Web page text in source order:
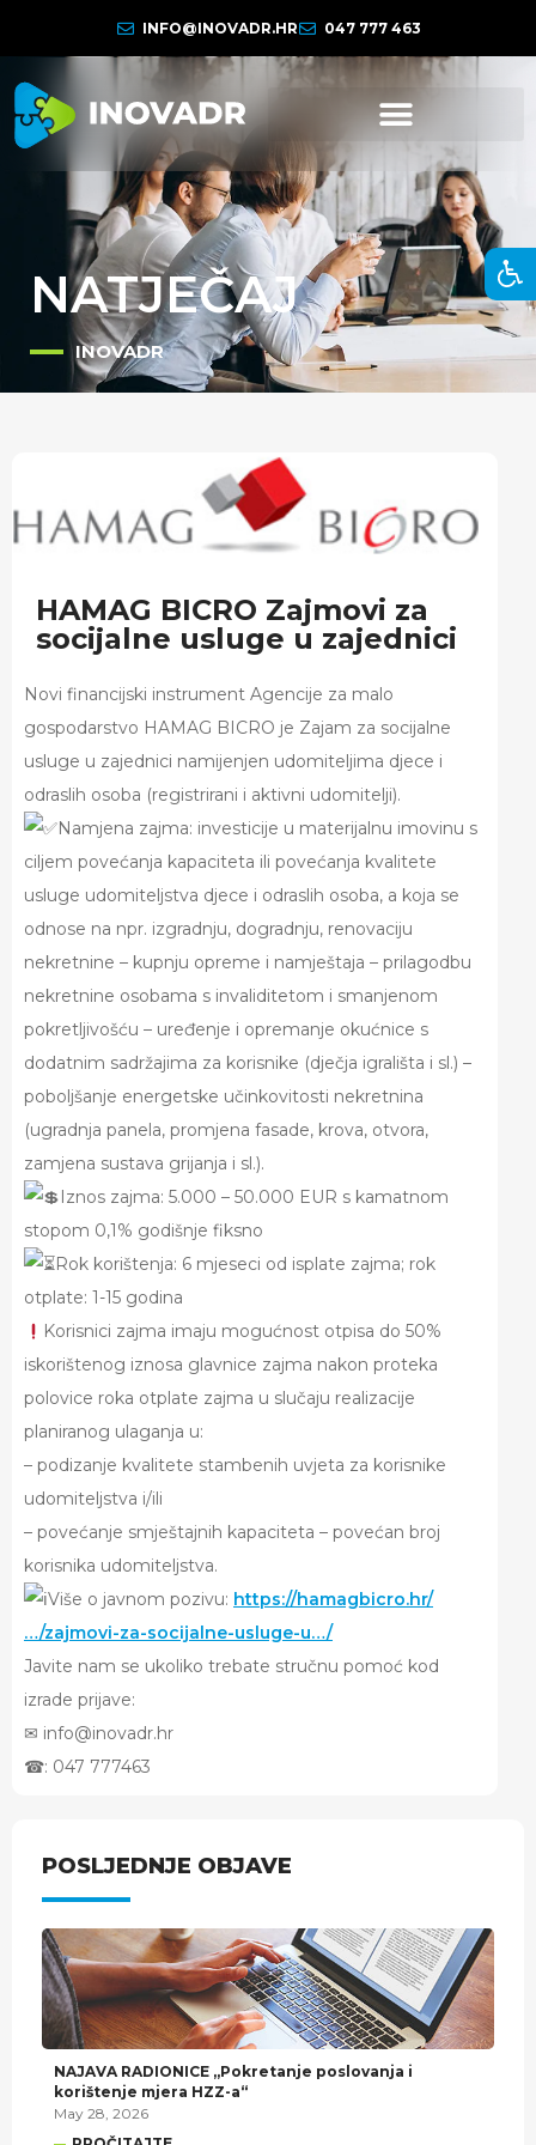
INFO@INOVADR.HR 047 777 463
NATJEČAJ
INOVADR
POSLJEDNJE OBJAVE
NAJAVA RADIONICE „Pokretanje poslovanja i
korištenje mjera HZZ-a“
May 28, 2026
HAMAG BICRO Zajmovi za
socijalne usluge u zajednici
Novi financijski instrument Agencije za malo
gospodarstvo HAMAG BICRO je Zajam za socijalne
usluge u zajednici namijenjen udomiteljima djece i
odraslih osoba (registrirani i aktivni udomitelji).
Namjena zajma: investicije u materijalnu imovinu s
ciljem povećanja kapaciteta ili povećanja kvalitete
usluge udomiteljstva djece i odraslih osoba, a koja se
odnose na npr. izgradnju, dogradnju, renovaciju
nekretnine – kupnju opreme i namještaja – prilagodbu
nekretnine osobama s invaliditetom i smanjenom
pokretljivošću – uređenje i opremanje okućnice s
dodatnim sadržajima za korisnike (dječja igrališta i sl.) –
poboljšanje energetske učinkovitosti nekretnina
(ugradnja panela, promjena fasade, krova, otvora,
zamjena sustava grijanja i sl.).
Iznos zajma: 5.000 – 50.000 EUR s kamatnom
stopom 0,1% godišnje fiksno
Rok korištenja: 6 mjeseci od isplate zajma; rok
otplate: 1-15 godina
Korisnici zajma imaju mogućnost otpisa do 50%
iskorištenog iznosa glavnice zajma nakon proteka
polovice roka otplate zajma u slučaju realizacije
planiranog ulaganja u:
– podizanje kvalitete stambenih uvjeta za korisnike
udomiteljstva i/ili
– povećanje smještajnih kapaciteta – povećan broj
korisnika udomiteljstva.
Više o javnom pozivu: https://hamagbicro.hr/
…/zajmovi-za-socijalne-usluge-u…/
Javite nam se ukoliko trebate stručnu pomoć kod
izrade prijave:
✉︎ info@inovadr.hr
☎︎: 047 777463